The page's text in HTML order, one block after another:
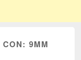
9MM